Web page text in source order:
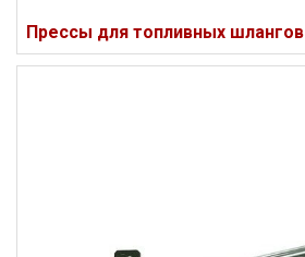
Прессы для топливных шлангов